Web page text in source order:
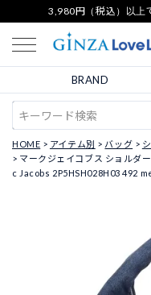
3,980円（税込）以上
BRAND
HOME アイテム別 バッグ
マークジェイコブス ショルダ
c Jacobs 2P5HSH028H03 492